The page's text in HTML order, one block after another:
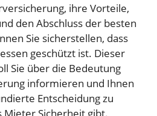
ihre Vorteile,
den Abschluss der besten
Sie sicherstellen, dass
geschützt ist. Dieser
Sie über die Bedeutung
informieren und Ihnen
Entscheidung zu
Sicherheit gibt.